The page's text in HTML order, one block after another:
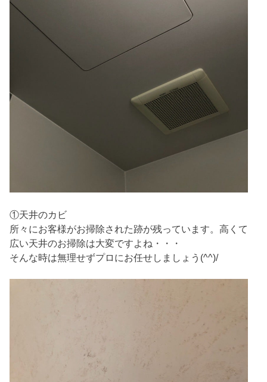
①天井のカビ
所々にお客様がお掃除された跡が残っています。高くて
広い天井のお掃除は大変ですよね・・・
そんな時は無理せずプロにお任せしましょう(^^)/